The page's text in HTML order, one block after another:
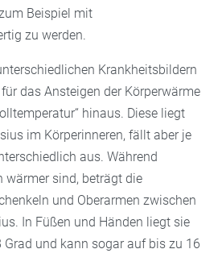
Beispiel mit
zu werden.
Krankheitsbildern
das Ansteigen der Körperwärme
hinaus. Diese liegt
im Körperinneren, fällt aber je
aus. Während
wärmer sind, beträgt die
und Oberarmen zwischen
In Füßen und Händen liegt sie
und kann sogar auf bis zu 16